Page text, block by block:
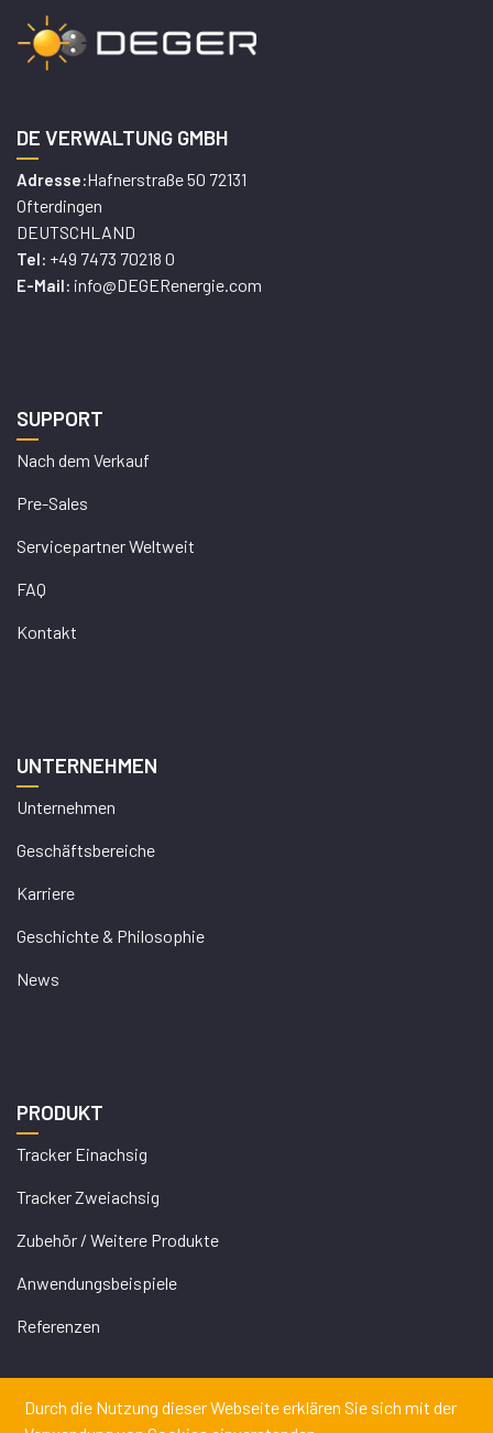
DE VERWALTUNG GMBH
Adresse:Hafnerstraße 50 72131
Ofterdingen
DEUTSCHLAND
Tel: +49 7473 70218 0
E-Mail: info@DEGERenergie.com
SUPPORT
Nach dem Verkauf
Pre-Sales
Servicepartner Weltweit
FAQ
Kontakt
UNTERNEHMEN
Unternehmen
Geschäftsbereiche
Karriere
Geschichte & Philosophie
News
PRODUKT
Tracker Einachsig
Tracker Zweiachsig
Zubehör / Weitere Produkte
Anwendungsbeispiele
Referenzen
Durch die Nutzung dieser Webseite erklären Sie sich mit der